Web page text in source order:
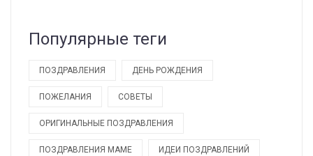
Популярные теги
ПОЗДРАВЛЕНИЯ ДЕНЬ РОЖДЕНИЯ
ПОЖЕЛАНИЯ СОВЕТЫ
ОРИГИНАЛЬНЫЕ ПОЗДРАВЛЕНИЯ
ПОЗДРАВЛЕНИЯ МАМЕ ИДЕИ ПОЗДРАВЛЕНИЙ